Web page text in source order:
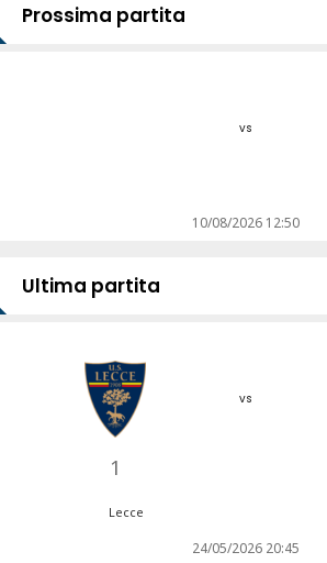
Prossima partita
vs
10/08/2026 12:50
Ultima partita
1
vs
Lecce
24/05/2026 20:45